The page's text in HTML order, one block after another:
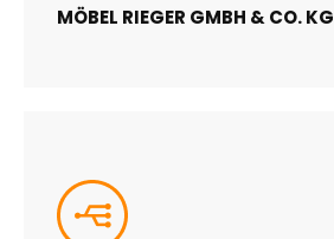
MÖBEL RIEGER GMBH & CO. KG